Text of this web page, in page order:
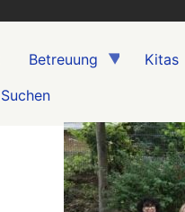
Betreuung Kitas
Suchen